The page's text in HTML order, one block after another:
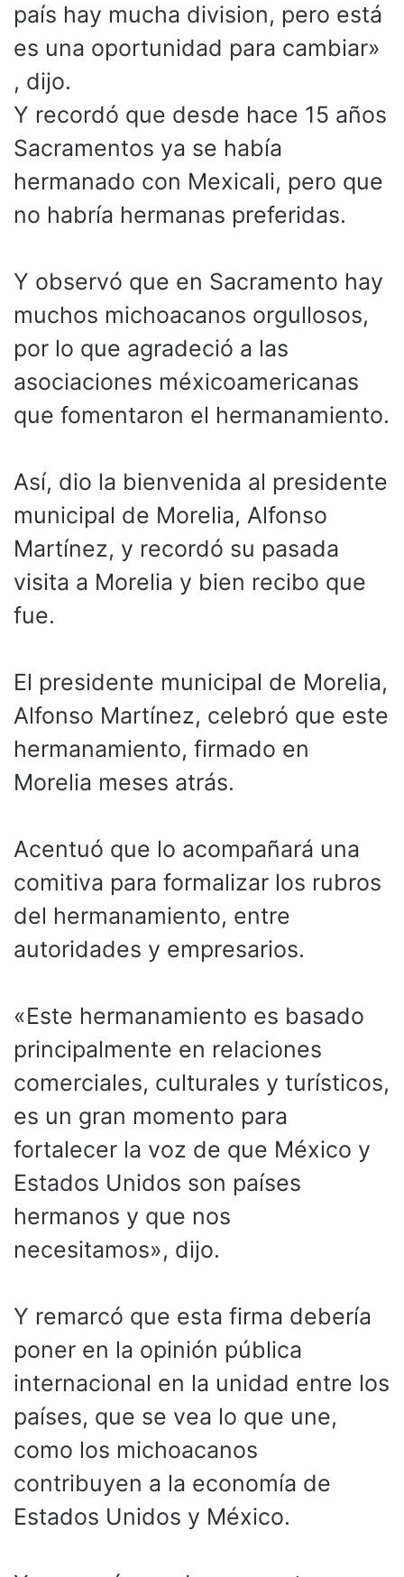
país hay mucha division, pero está
es una oportunidad para cambiar»
, dijo.
Y recordó que desde hace 15 años
Sacramentos ya se había
hermanado con Mexicali, pero que
no habría hermanas preferidas.
Y observó que en Sacramento hay
muchos michoacanos orgullosos,
por lo que agradeció a las
asociaciones méxicoamericanas
que fomentaron el hermanamiento.
Así, dio la bienvenida al presidente
municipal de Morelia, Alfonso
Martínez, y recordó su pasada
visita a Morelia y bien recibo que
fue.
El presidente municipal de Morelia,
Alfonso Martínez, celebró que este
hermanamiento, firmado en
Morelia meses atrás.
Acentuó que lo acompañará una
comitiva para formalizar los rubros
del hermanamiento, entre
autoridades y empresarios.
«Este hermanamiento es basado
principalmente en relaciones
comerciales, culturales y turísticos,
es un gran momento para
fortalecer la voz de que México y
Estados Unidos son países
hermanos y que nos
necesitamos», dijo.
Y remarcó que esta firma debería
poner en la opinión pública
internacional en la unidad entre los
países, que se vea lo que une,
como los michoacanos
contribuyen a la economía de
Estados Unidos y México.